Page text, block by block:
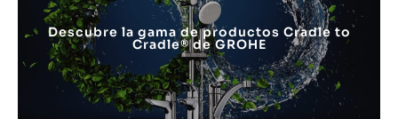
Descubre la gama de productos Cradle to
Cradle® de GROHE